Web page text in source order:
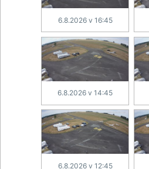
6.8.2026 v 16:45
6.8.2026 v 14:45
6.8.2026 v 12:45